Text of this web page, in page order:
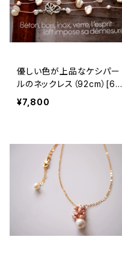
優しい色が上品なケシパー
ルのネックレス（92cm）[68
1]
¥7,800